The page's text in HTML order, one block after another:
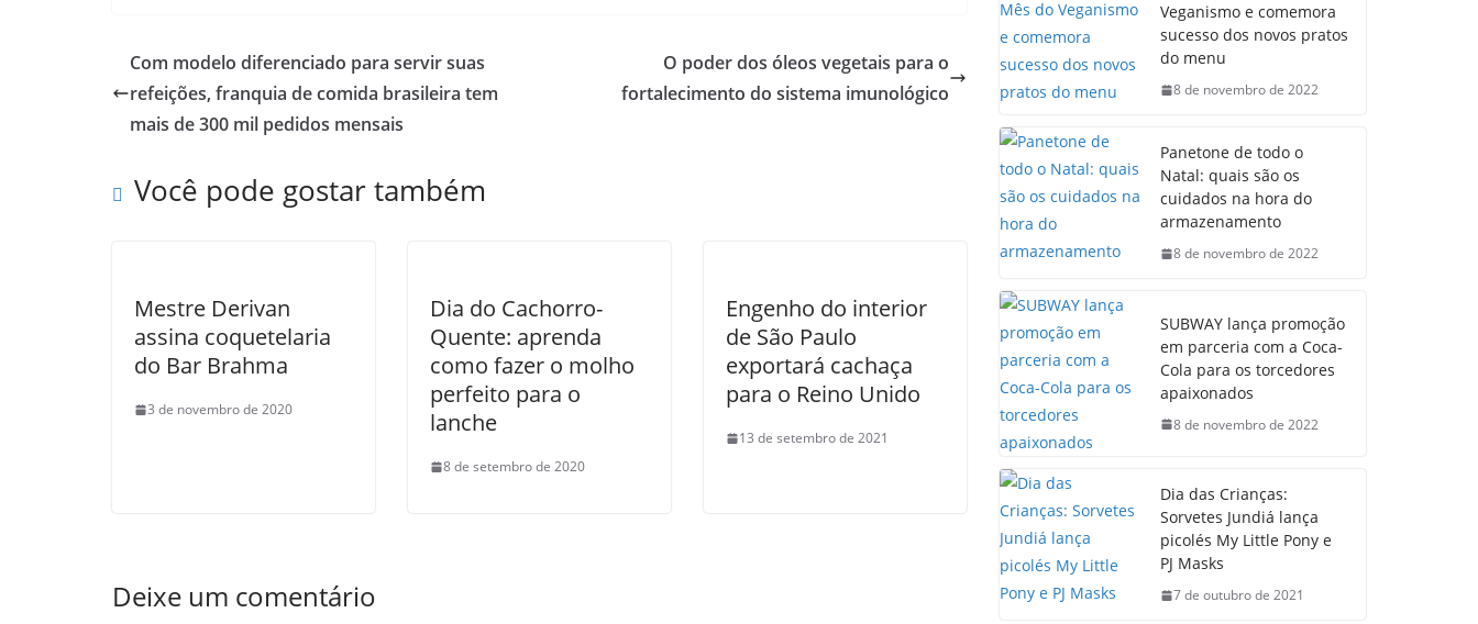
Com modelo diferenciado para servir suas
refeições, franquia de comida brasileira tem
mais de 300 mil pedidos mensais
O poder dos óleos vegetais para o
fortalecimento do sistema imunológico
Você pode gostar também
Mestre Derivan
assina coquetelaria
do Bar Brahma
3 de novembro de 2020
Dia do Cachorro-
Quente: aprenda
como fazer o molho
perfeito para o
lanche
8 de setembro de 2020
Engenho do interior
de São Paulo
exportará cachaça
para o Reino Unido
13 de setembro de 2021
Deixe um comentário
Veganismo e comemora
sucesso dos novos pratos
do menu
8 de novembro de 2022
Panetone de todo o
Natal: quais são os
cuidados na hora do
armazenamento
8 de novembro de 2022
SUBWAY lança promoção
em parceria com a Coca-
Cola para os torcedores
apaixonados
8 de novembro de 2022
Dia das Crianças:
Sorvetes Jundiá lança
picolés My Little Pony e
PJ Masks
7 de outubro de 2021